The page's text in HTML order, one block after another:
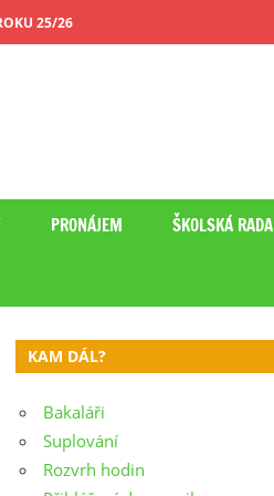
25/26
PRONÁJEM ŠKOLSKÁ RADA
KAM DÁL?
Bakaláři
Suplování
Rozvrh hodin